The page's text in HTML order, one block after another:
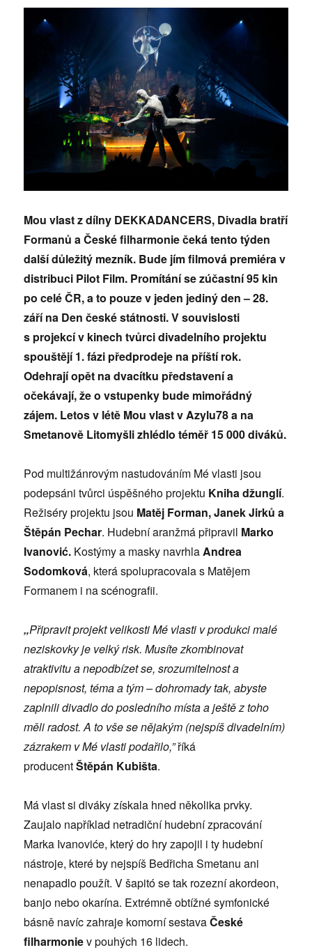
Mou vlast z dílny DEKKADANCERS, Divadla bratří
Formanů a České filharmonie čeká tento týden
další důležitý mezník. Bude jím filmová premiéra v
distribuci Pilot Film. Promítání se zúčastní 95 kin
po celé ČR, a to pouze v jeden jediný den – 28.
září na Den české státnosti. V souvislosti
s projekcí v kinech tvůrci divadelního projektu
spouštějí 1. fázi předprodeje na příští rok.
Odehrají opět na dvacítku představení a
očekávají, že o vstupenky bude mimořádný
zájem. Letos v létě Mou vlast v Azylu78 a na
Smetanově Litomyšli zhlédlo téměř 15 000 diváků.
Pod multižánrovým nastudováním Mé vlasti jsou
podepsáni tvůrci úspěšného projektu Kniha džunglí.
Režiséry projektu jsou Matěj Forman, Janek Jirků a
Štěpán Pechar. Hudební aranžmá připravil Marko
Ivanović. Kostýmy a masky navrhlaAndrea
Sodomková, která spolupracovala s Matějem
Formanem i na scénografii.
„Připravit projekt velikosti Mé vlasti v produkci malé
neziskovky je velký risk. Musíte zkombinovat
atraktivitu a nepodbízet se, srozumitelnost a
nepopisnost, téma a tým – dohromady tak, abyste
zaplnili divadlo do posledního místa a ještě z toho
měli radost. A to vše se nějakým (nejspíš divadelním)
zázrakem v Mé vlasti podařilo,”říká
producentŠtěpán Kubišta.
Má vlast si diváky získala hned několika prvky.
Zaujalo například netradiční hudební zpracování
Marka Ivanoviće, který do hry zapojil i ty hudební
nástroje, které by nejspíš Bedřicha Smetanu ani
nenapadlo použít. V šapitó se tak rozezní akordeon,
banjo nebo okarína. Extrémně obtížné symfonické
básně navíc zahraje komorní sestavaČeské
filharmoniev pouhých 16 lidech.